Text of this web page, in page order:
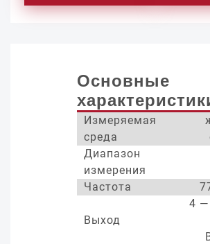
Основные
Измеряемая
среда
Диапазон
измерения
Частота
Выход
4 —